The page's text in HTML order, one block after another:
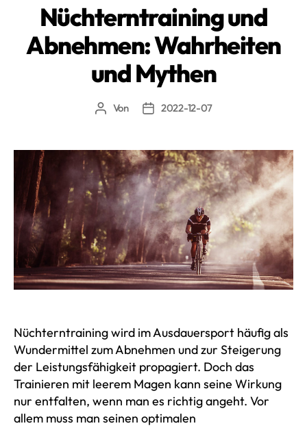
Nüchterntraining und
Abnehmen: Wahrheiten
und Mythen
Beitragsautor
Von Beitragsdatum
2022-12-07
Nüchterntraining wird im Ausdauersport häufig als
Wundermittel zum Abnehmen und zur Steigerung
der Leistungsfähigkeit propagiert. Doch das
Trainieren mit leerem Magen kann seine Wirkung
nur entfalten, wenn man es richtig angeht. Vor
allem muss man seinen optimalen